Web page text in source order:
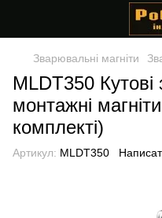
Зварювальні магніти
MLDT350 Кутові
монтажні
комплекті)
Артикул: MLDT350